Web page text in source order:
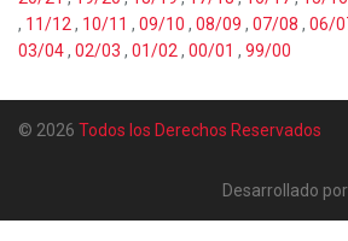
, 11/12 , 10/11 , 09/10 , 08/09 , 07/08 , 06/
03/04, 02/03 , 01/02 , 00/01 , 99/00
© 2026 Todos los Derechos Reservados
Desarrollado por